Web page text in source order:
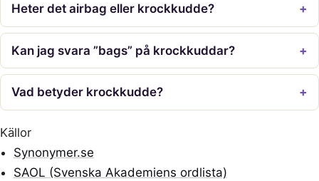
Heter det airbag eller krockkudde?
Kan jag svara ”bags” på krockkuddar?
Vad betyder krockkudde?
Källor
Synonymer.se
SAOL (Svenska Akademiens ordlista)